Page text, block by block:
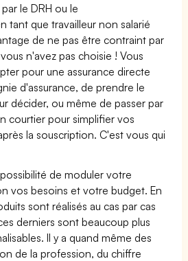
le DRH ou le
tant que travailleur non salarié
de ne pas être contraint par
n'avez pas choisie ! Vous
pour une assurance directe
d'assurance, de prendre le
décider, ou même de passer par
courtier pour simplifier vos
la souscription. C'est vous qui
de moduler votre
vos besoins et votre budget. En
sont réalisés au cas par cas
derniers sont beaucoup plus
Il y a quand même des
de la profession, du chiffre